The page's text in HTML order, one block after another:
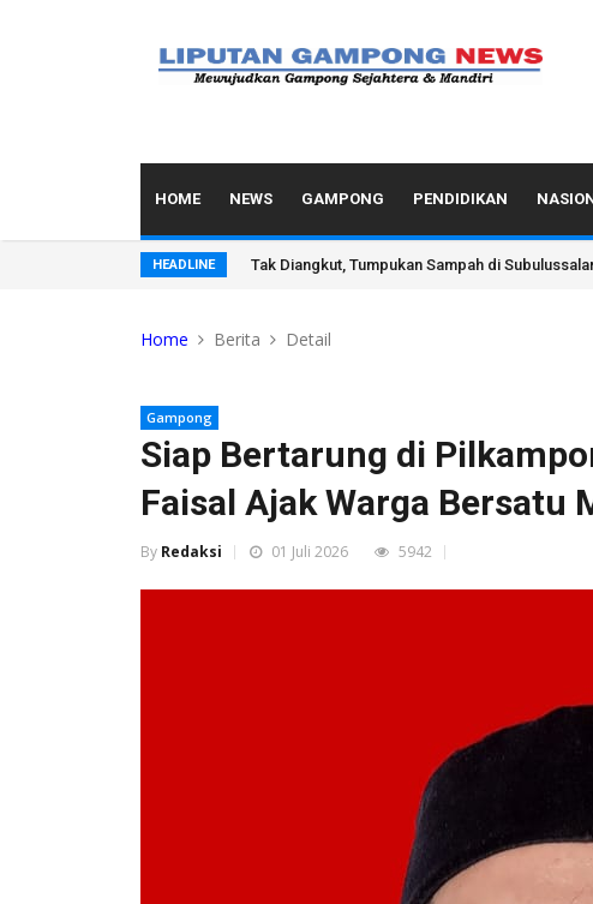
HOME NEWS GAMPONG PENDIDIKAN
HEADLINE Kapolresta dan Kasat Narkoba Banda Aceh
Home Berita Detail
Gampong
Siap Bertarung di
Faisal Ajak Warga Bersatu
By Redaksi 01 Juli 2026 5942